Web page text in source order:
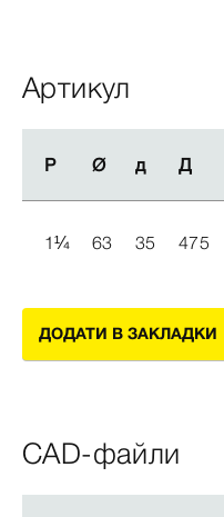
Артикул
Р Ø д Д
Р Ø д Д
1¼ 63 35 475
ДОДАТИ В ЗАКЛАДКИ
CAD-файли